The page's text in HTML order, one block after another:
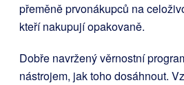
přeměně prvonákupců na
kteří nakupují opakovaně.
Dobře navržený věrnostní
nástrojem, jak toho dosáhnout.